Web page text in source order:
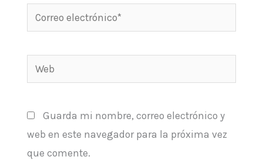
Correo
electrónico*
Web
Guarda mi nombre, correo electrónico y
web en este navegador para la próxima vez
que comente.